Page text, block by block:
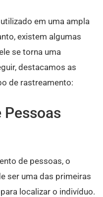
em uma ampla
existem algumas
se torna uma
destacamos as
de rastreamento:
Pessoas
de pessoas, o
ser uma das primeiras
localizar o indivíduo.